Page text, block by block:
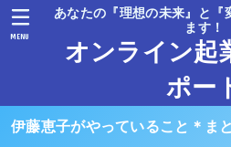
あなたの『理想の未来』と『
ます！
オンライン起
ポー
MENU
伊藤恵子がやっていること＊ま